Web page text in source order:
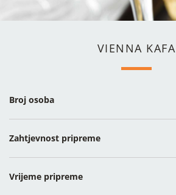
VIENNA KAFA
Broj osoba
Zahtjevnost pripreme
Vrijeme pripreme